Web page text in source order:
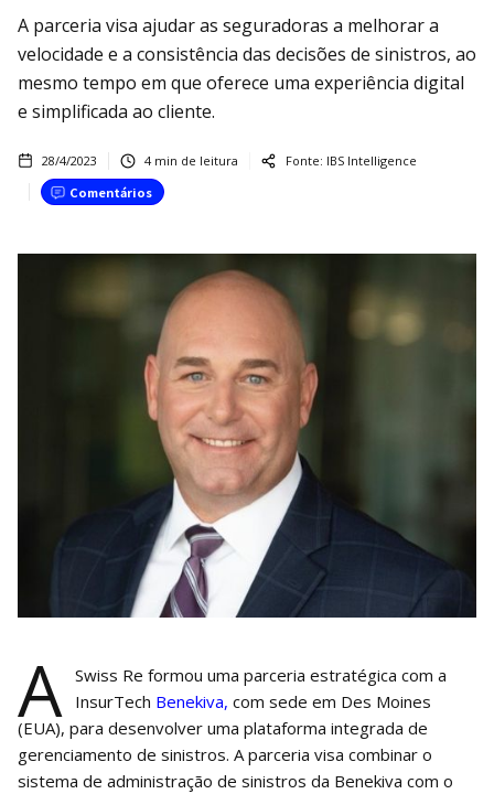
A parceria visa ajudar as seguradoras a melhorar a
velocidade e a consistência das decisões de sinistros, ao
mesmo tempo em que oferece uma experiência digital
e simplificada ao cliente.
28/4/2023 4min de leitura Fonte: IBS Intelligence
Comentários
A Swiss Re formou uma parceria estratégica com a
InsurTech Benekiva, com sede em Des Moines
(EUA), para desenvolver uma plataforma integrada de
gerenciamento de sinistros. A parceria visa combinar o
sistema de administração de sinistros da Benekiva com o